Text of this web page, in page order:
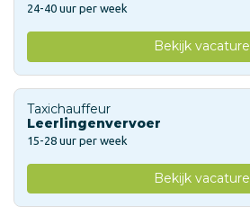
24-40 uur per week
Bekijk vacature
Taxichauffeur
Leerlingenvervoer
15-28 uur per week
Bekijk vacature